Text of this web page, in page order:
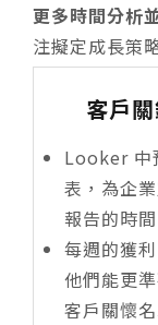
更多時間分析
注擬定成長策
客戶
Looker 中
表，為企
報告的時間
每週的獲
他們能更
客戶關懷